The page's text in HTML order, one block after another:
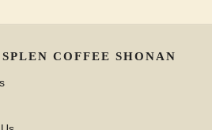
COFFEE SHONAN